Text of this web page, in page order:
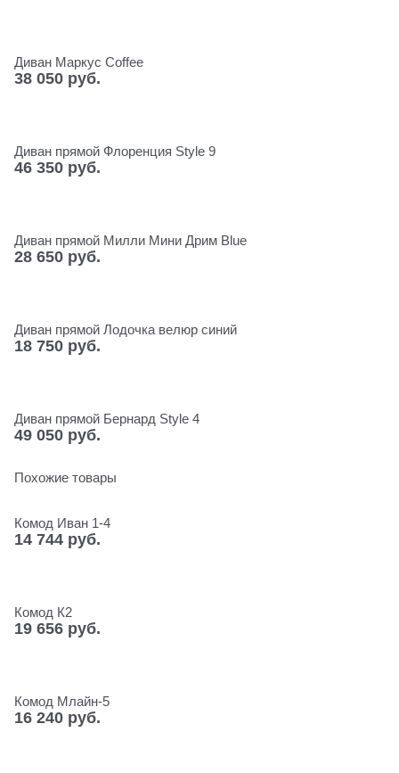
Диван Маркус Coffee
38 050 руб.
Диван прямой Флоренция Style 9
46 350 руб.
Диван прямой Милли Мини Дрим Blue
28 650 руб.
Диван прямой Лодочка велюр синий
18 750 руб.
Диван прямой Бернард Style 4
49 050 руб.
Похожие товары
Комод Иван 1-4
14 744 руб.
Комод К2
19 656 руб.
Комод Млайн-5
16 240 руб.